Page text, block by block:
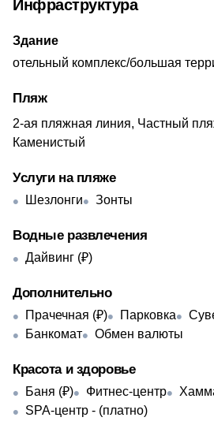
Инфраструктура
Здание
отельный комплекс/большая
Пляж
2-ая пляжная линия, Частный
Каменистый
Услуги на пляже
Шезлонги Зонты
Водные развлечения
Дайвинг (₽)
Дополнительно
Прачечная (₽) Парковка
Банкомат
Обмен валюты
Красота и здоровье
Баня (₽) Фитнес-центр
SPA-центр - ​(платно)